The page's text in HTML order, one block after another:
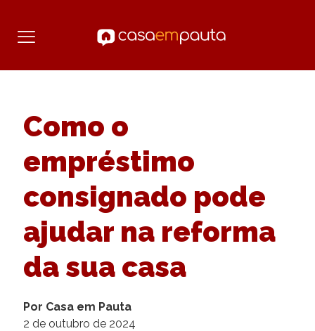
Como o
empréstimo
consignado pode
ajudar na reforma
da sua casa
Por Casa em Pauta
2 de outubro de 2024